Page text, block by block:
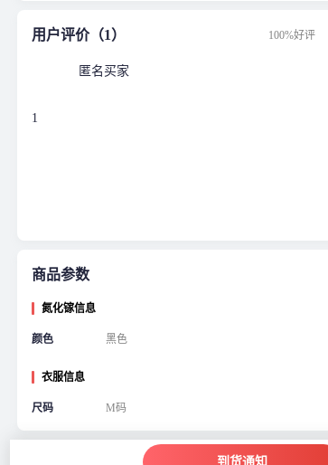
用户评价（1） 100%好评
匿名买家
1
商品参数
氮化镓信息
颜色 黑色
衣服信息
尺码 M码
到货通知